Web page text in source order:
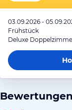
03.09.2026 -
Frühstück
Deluxe
Bewertungen